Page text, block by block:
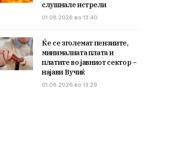
слушнале истрели
01.08.2026 во 13:40
Ќе се зголемат пензиите,
минималната плата и
платите во јавниот сектор –
најави Вучиќ
01.08.2026 во 13:29